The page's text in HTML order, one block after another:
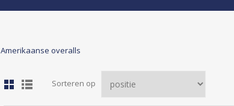
Amerikaanse overalls
Sorteren op